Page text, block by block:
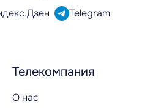
Телекомпания
О нас
Telegram